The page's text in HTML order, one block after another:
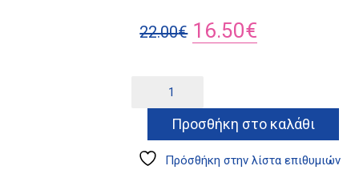
22.00€ Original
22.00€.
16.50€
είναι:
16.50€.
ιστορία
είναι
σύγχρονη
λογοτεχνία
Προσθήκη στο καλάθι
Πρόσθήκη στην λίστα επιθυμιών